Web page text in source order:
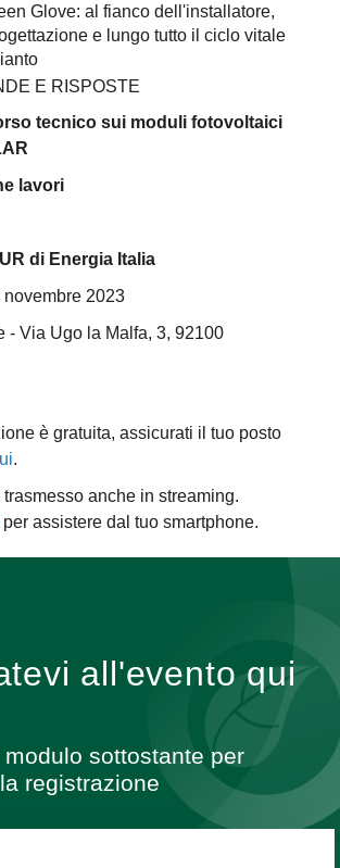
Glove: al fianco dell'installatore,
e lungo tutto il ciclo vitale
E RISPOSTE
tecnico sui moduli fotovoltaici
lavori
di Energia Italia
2023
- Via Ugo la Malfa, 3, 92100
è gratuita, assicurati il tuo posto
.
trasmesso anche in streaming.
per assistere dal tuo smartphone.
all'evento qui
sottostante per
registrazione